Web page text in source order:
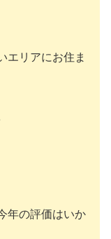
エリアにお住ま
年の評価はいか